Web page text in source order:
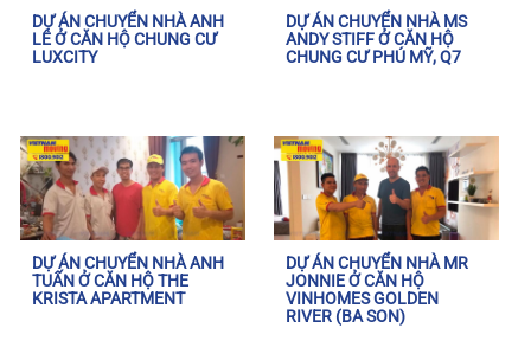
DỰ ÁN CHUYỂN NHÀ ANH
LÊ Ở CĂN HỘ CHUNG CƯ
LUXCITY
DỰ ÁN CHUYỂN NHÀ MS
ANDY STIFF Ở CĂN HỘ
CHUNG CƯ PHÚ MỸ, Q7
DỰ ÁN CHUYỂN NHÀ ANH
TUẤN Ở CĂN HỘ THE
KRISTA APARTMENT
DỰ ÁN CHUYỂN NHÀ MR
JONNIE Ở CĂN HỘ
VINHOMES GOLDEN
RIVER (BA SON)